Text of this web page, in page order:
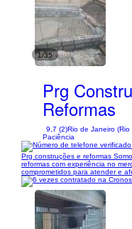
1/35
Prg
Reformas
9,7 (2)Rio de Janeiro
Paciência
Prg construções e reformas
reformas com experiência no
comprometidos para atender e